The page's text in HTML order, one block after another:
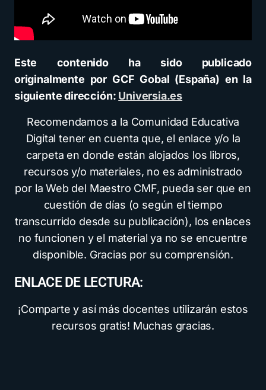
Este contenido ha sido publicado
originalmente por GCF Gobal (España) en la
siguiente dirección: Universia.es
Recomendamos a la Comunidad Educativa
Digital tener en cuenta que, el enlace y/o la
carpeta en donde están alojados los libros,
recursos y/o materiales, no es administrado
por la Web del Maestro CMF, pueda ser que en
cuestión de días (o según el tiempo
transcurrido desde su publicación), los enlaces
no funcionen y el material ya no se encuentre
disponible. Gracias por su comprensión.
ENLACE DE LECTURA:
¡Comparte y así más docentes utilizarán estos
recursos gratis! Muchas gracias.